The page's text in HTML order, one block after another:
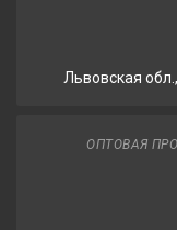
Львовская
ОПТОВАЯ